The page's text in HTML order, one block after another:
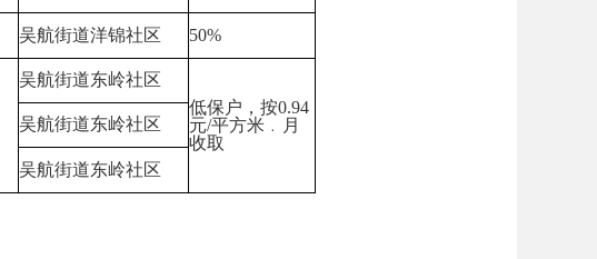
吴航街道洋锦社区 50%
吴航街道东岭社区
低保户，按0.94
元/平方米 ﹒月
收取
吴航街道东岭社区
吴航街道东岭社区